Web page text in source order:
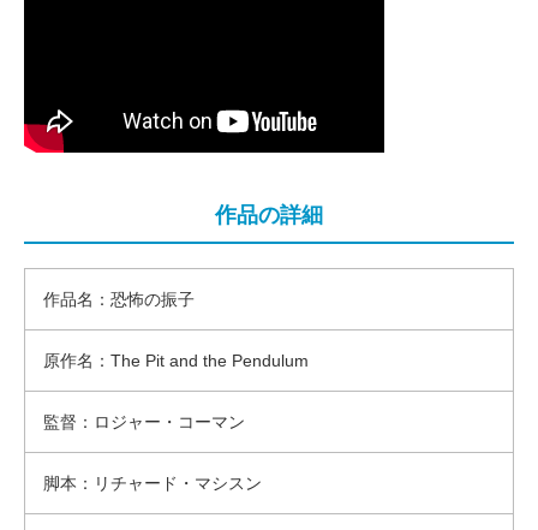
作品の詳細
作品名：恐怖の振子
原作名：The Pit and the Pendulum
監督：ロジャー・コーマン
脚本：リチャード・マシスン